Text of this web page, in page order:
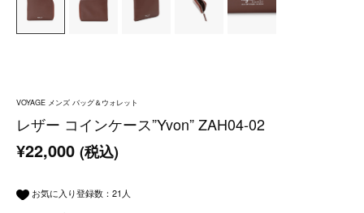
VOYAGE メンズ バッグ＆ウォレット
レザー コインケース”Yvon” ZAH04-02
¥22,000 (税込)
お気に入り登録数： 21 人